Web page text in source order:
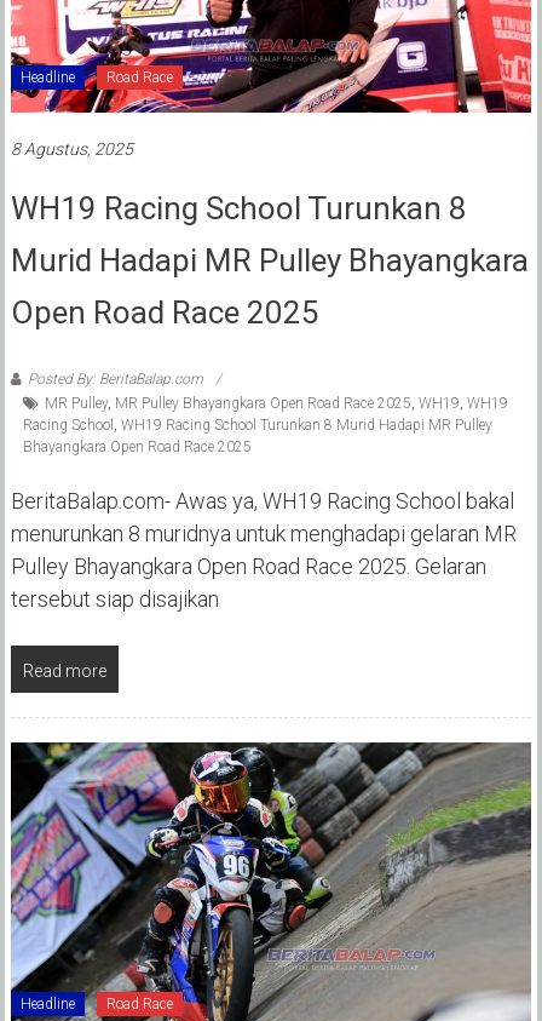
Headline Road Race
8 Agustus, 2025
WH19 Racing School Turunkan 8
Murid Hadapi MR Pulley Bhayangkara
Open Road Race 2025
Posted By: BeritaBalap.com
MR Pulley, MR Pulley Bhayangkara Open Road Race 2025 WH19 WH19
Racing School
WH19 Racing School Turunkan 8 Murid Hadapi MR Pulley
Bhayangkara Open Road Race 2025
BeritaBalap.com- Awas ya, WH19 Racing School bakal
menurunkan 8 muridnya untuk menghadapi gelaran MR
Pulley Bhayangkara Open Road Race 2025. Gelaran
tersebut siap disajikan
Read more
Headline Road Race